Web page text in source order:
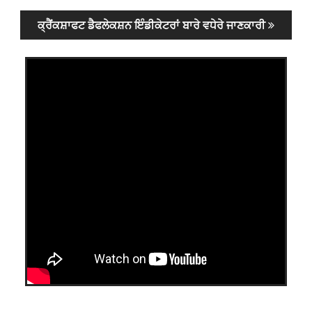
ਕ੍ਰੈਂਕਸ਼ਾਫਟ ਡੈਫਲੇਕਸ਼ਨ ਇੰਡੀਕੇਟਰਾਂ ਬਾਰੇ ਵਧੇਰੇ ਜਾਣਕਾਰੀ